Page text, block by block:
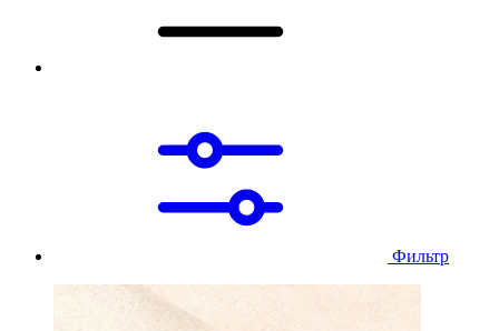
Фильтр